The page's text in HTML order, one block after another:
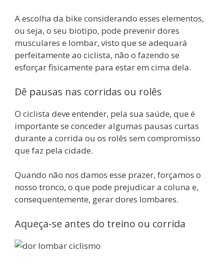
A escolha da bike considerando esses elementos,
ou seja, o seu biotipo, pode prevenir dores
musculares e lombar, visto que se adequará
perfeitamente ao ciclista, não o fazendo se
esforçar fisicamente para estar em cima dela.
Dê pausas nas corridas ou rolês
O ciclista deve entender, pela sua saúde, que é
importante se conceder algumas pausas curtas
durante a corrida ou os rolês sem compromisso
que faz pela cidade.
Quando não nos damos esse prazer, forçamos o
nosso tronco, o que pode prejudicar a coluna e,
consequentemente, gerar dores lombares.
Aqueça-se antes do treino ou corrida